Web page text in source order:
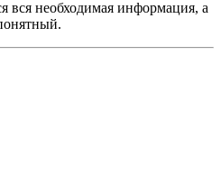
вся необходимая информация, а